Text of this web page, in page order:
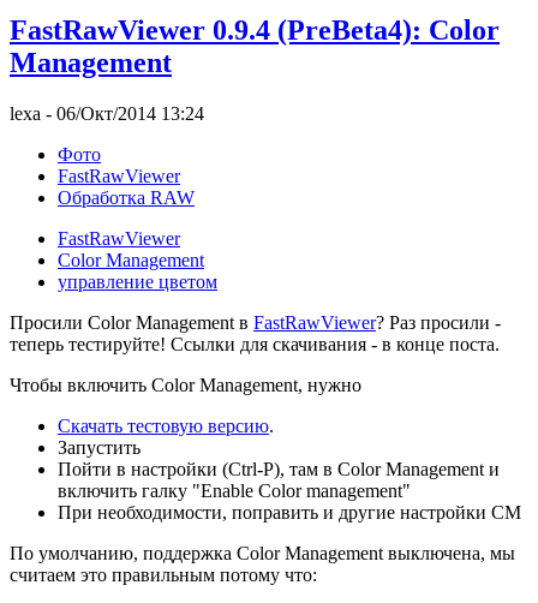
FastRawViewer 0.9.4 (PreBeta4): Color
Management
lexa - 06/Окт/2014 13:24
Фото
FastRawViewer
Обработка RAW
FastRawViewer
Color Management
управление цветом
Просили Color Management в FastRawViewer? Раз просили -
теперь тестируйте! Ссылки для скачивания - в конце поста.
Чтобы включить Color Management, нужно
Скачать тестовую версию.
Запустить
Пойти в настройки (Ctrl-P), там в Color Management и
включить галку "Enable Color management"
При необходимости, поправить и другие настройки CM
По умолчанию, поддержка Color Management выключена, мы
считаем это правильным потому что: